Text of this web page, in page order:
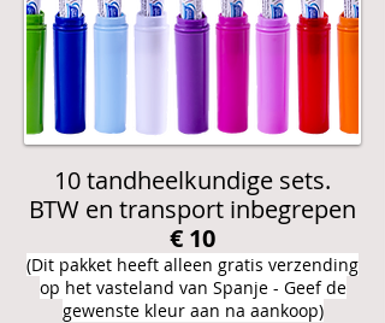
10 tandheelkundige sets.
BTW en transport inbegrepen
€ 10
(Dit pakket heeft alleen gratis verzending
op het vasteland van Spanje - Geef de
gewenste kleur aan na aankoop)